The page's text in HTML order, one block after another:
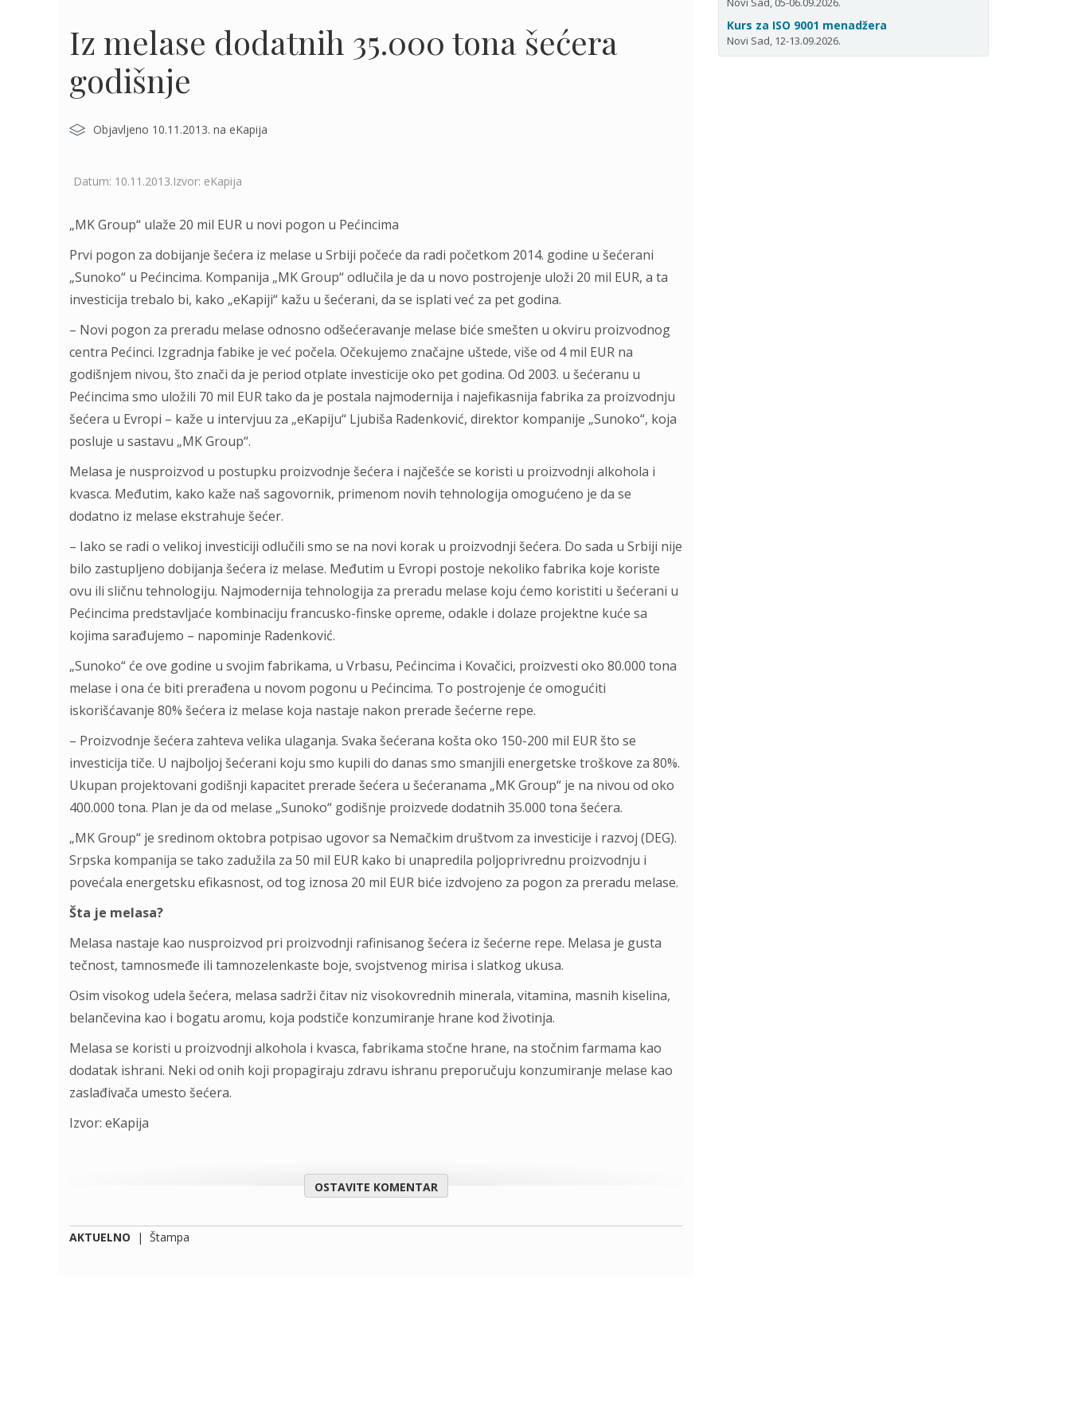
Iz melase dodatnih 35.000 tona šećera
godišnje
Objavljeno 10.11.2013. na eKapija
Datum: 10.11.2013.Izvor: eKapija
„MK Group“ ulaže 20 mil EUR u novi pogon u Pećincima
Prvi pogon za dobijanje šećera iz melase u Srbiji počeće da radi početkom 2014. godine u šećerani
„Sunoko“ u Pećincima. Kompanija „MK Group“ odlučila je da u novo postrojenje uloži 20 mil EUR, a ta
investicija trebalo bi, kako „eKapiji“ kažu u šećerani, da se isplati već za pet godina.
– Novi pogon za preradu melase odnosno odšećeravanje melase biće smešten u okviru proizvodnog
centra Pećinci. Izgradnja fabike je već počela. Očekujemo značajne uštede, više od 4 mil EUR na
godišnjem nivou, što znači da je period otplate investicije oko pet godina. Od 2003. u šećeranu u
Pećincima smo uložili 70 mil EUR tako da je postala najmodernija i najefikasnija fabrika za proizvodnju
šećera u Evropi – kaže u intervjuu za „eKapiju“ Ljubiša Radenković, direktor kompanije „Sunoko“, koja
posluje u sastavu „MK Group“.
Melasa je nusproizvod u postupku proizvodnje šećera i najčešće se koristi u proizvodnji alkohola i
kvasca. Međutim, kako kaže naš sagovornik, primenom novih tehnologija omogućeno je da se
dodatno iz melase ekstrahuje šećer.
– Iako se radi o velikoj investiciji odlučili smo se na novi korak u proizvodnji šećera. Do sada u Srbiji nije
bilo zastupljeno dobijanja šećera iz melase. Međutim u Evropi postoje nekoliko fabrika koje koriste
ovu ili sličnu tehnologiju. Najmodernija tehnologija za preradu melase koju ćemo koristiti u šećerani u
Pećincima predstavljaće kombinaciju francusko-finske opreme, odakle i dolaze projektne kuće sa
kojima sarađujemo – napominje Radenković.
„Sunoko“ će ove godine u svojim fabrikama, u Vrbasu, Pećincima i Kovačici, proizvesti oko 80.000 tona
melase i ona će biti prerađena u novom pogonu u Pećincima. To postrojenje će omogućiti
iskorišćavanje 80% šećera iz melase koja nastaje nakon prerade šećerne repe.
– Proizvodnje šećera zahteva velika ulaganja. Svaka šećerana košta oko 150-200 mil EUR što se
investicija tiče. U najboljoj šećerani koju smo kupili do danas smo smanjili energetske troškove za 80%.
Ukupan projektovani godišnji kapacitet prerade šećera u šećeranama „MK Group“ je na nivou od oko
400.000 tona. Plan je da od melase „Sunoko“ godišnje proizvede dodatnih 35.000 tona šećera.
„MK Group“ je sredinom oktobra potpisao ugovor sa Nemačkim društvom za investicije i razvoj (DEG).
Srpska kompanija se tako zadužila za 50 mil EUR kako bi unapredila poljoprivrednu proizvodnju i
povećala energetsku efikasnost, od tog iznosa 20 mil EUR biće izdvojeno za pogon za preradu melase.
Šta je melasa?
Melasa nastaje kao nusproizvod pri proizvodnji rafinisanog šećera iz šećerne repe. Melasa je gusta
tečnost, tamnosmeđe ili tamnozelenkaste boje, svojstvenog mirisa i slatkog ukusa.
Osim visokog udela šećera, melasa sadrži čitav niz visokovrednih minerala, vitamina, masnih kiselina,
belančevina kao i bogatu aromu, koja podstiče konzumiranje hrane kod životinja.
Melasa se koristi u proizvodnji alkohola i kvasca, fabrikama stočne hrane, na stočnim farmama kao
dodatak ishrani. Neki od onih koji propagiraju zdravu ishranu preporučuju konzumiranje melase kao
zaslađivača umesto šećera.
Izvor: eKapija
OSTAVITE KOMENTAR
AKTUELNO | Štampa
Kurs za ISO 9001 menadžera
Novi Sad, 12-13.09.2026.